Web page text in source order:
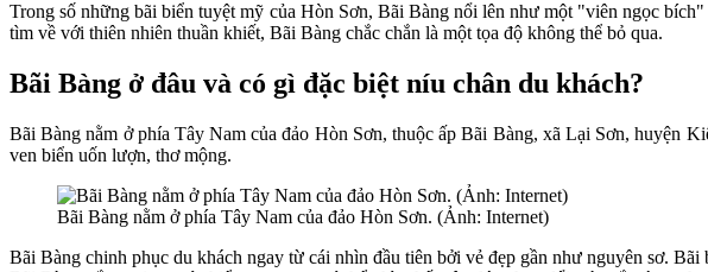
Trong số những bãi biển tuyệt mỹ của Hòn Sơn, Bãi Bàng nổi lên như một "viên ngọc
tìm về với thiên nhiên thuần khiết, Bãi Bàng chắc chắn là một tọa độ không thể bỏ qua.
Bãi Bàng ở đâu và có gì đặc biệt níu chân du khách?
Bãi Bàng nằm ở phía Tây Nam của đảo Hòn Sơn, thuộc ấp Bãi Bàng, xã Lại Sơn, huyện
ven biển uốn lượn, thơ mộng.
Bãi Bàng nằm ở phía Tây Nam của đảo Hòn Sơn. (Ảnh: Internet)
Bãi Bàng chinh phục du khách ngay từ cái nhìn đầu tiên bởi vẻ đẹp gần như nguyên sơ.